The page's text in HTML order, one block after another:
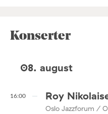
Konserter
08. august
16:00 Roy
Oslo Jazzforum /